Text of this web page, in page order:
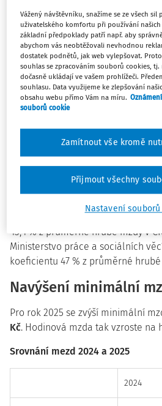
Zaměstnavatelé nebudou muset,
čekat do prosince na její
díky nastavení nového
koeficientu se již budou moci na
v národním hospodářství a
minimální mzdy, přičemž predikci
financí vždy do konce srpna.
Pro rok 2025 je stanoven
. Známe již
43,4 % z průměrné hrubé mzdy v
Ministerstvo práce a sociálních
koeficientu 47 % z průměrné hrubé
Navýšení minimální
Pro rok 2025 se zvýší minimální
Kč. Hodinová mzda tak vzroste na
Srovnání mezd 2024 a 2025
2024
Vážený návštěvníku, snažíme se ze všech
uživatelského komfortu při používání našich
základní předpoklady patří např. aby
abychom vás neobtěžovali nevhodnou
dostatek podnětů, jak web vylepšovat.
souhlas se zpracováním souborů cookies,
dočasně ukládají ve vašem prohlížeči.
souhlasu. Data využijeme ke zlepšování
obsahu webu přímo Vám na míru.
souborů cookie
Nastavení
Zamítnout vše kromě
Přijmout všechny